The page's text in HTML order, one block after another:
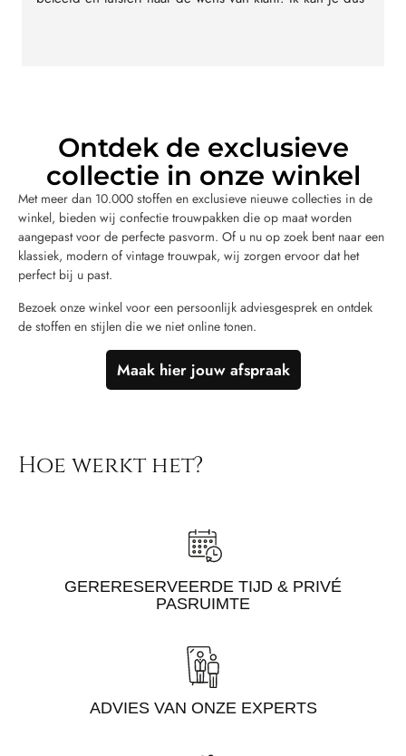
Ontdek de exclusieve
collectie in onze winkel
Met meer dan 10.000 stoffen en exclusieve nieuwe collecties in de
winkel, bieden wij confectie trouwpakken die op maat worden
aangepast voor de perfecte pasvorm. Of u nu op zoek bent naar een
klassiek, modern of vintage trouwpak, wij zorgen ervoor dat het
perfect bij u past.
Bezoek onze winkel voor een persoonlijk adviesgesprek en ontdek
de stoffen en stijlen die we niet online tonen.
Maak hier jouw afspraak
Hoe werkt het?
GERERESERVEERDE TIJD & PRIVÉ
PASRUIMTE
ADVIES VAN ONZE EXPERTS